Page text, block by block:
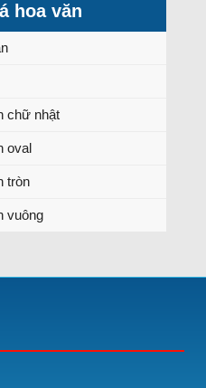
hoa văn
chữ nhật
oval
tròn
vuông